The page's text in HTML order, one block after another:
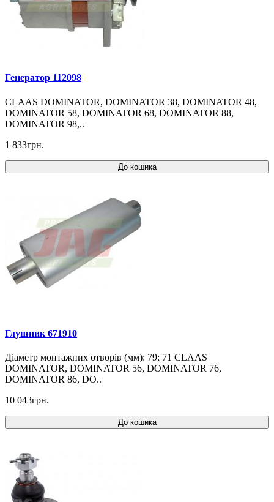
Генератор 112098
CLAAS DOMINATOR, DOMINATOR 38, DOMINATOR 48,
DOMINATOR 58, DOMINATOR 68, DOMINATOR 88,
DOMINATOR 98,..
1 833грн.
До кошика
Глушник 671910
Діаметр монтажних отворів (мм): 79; 71 CLAAS
DOMINATOR, DOMINATOR 56, DOMINATOR 76,
DOMINATOR 86, DO..
10 043грн.
До кошика